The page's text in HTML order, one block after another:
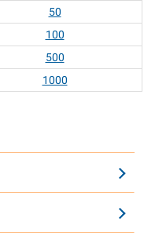
50
100
500
1000